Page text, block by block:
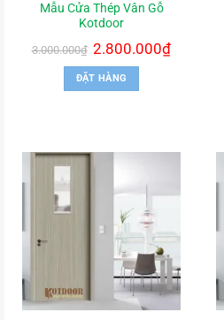
Mẫu Cửa Thép Vân Gỗ
Kotdoor
3.000.000₫ Giá
gốc
là:
3.000.000₫.
2.800.000₫Giá
ĐẶT HÀNG